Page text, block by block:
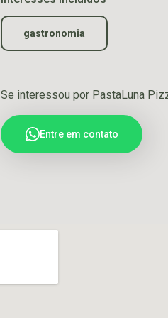
gastronomia
Se interessou por PastaLuna
Entre em contato